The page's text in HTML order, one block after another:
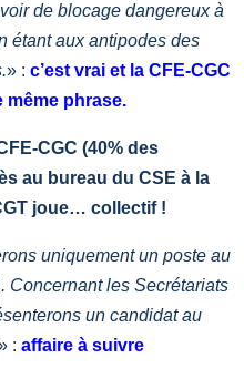
de blocage dangereux à
étant aux antipodes des
» : c’est vrai et la CFE-CGC
même phrase.
CGC (40% des
au bureau du CSE à la
joue… collectif !
uniquement un poste au
Concernant les Secrétariats
un candidat au
: affaire à suivre